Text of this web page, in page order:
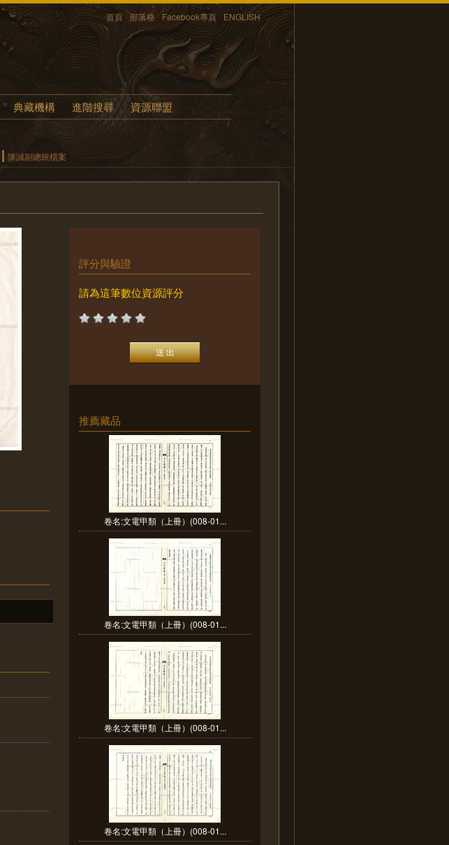
首頁 部落格 Facebook專頁 ENGLISH
典藏機構 進階搜尋 資源聯盟
陳誠副總統檔案
評分與驗證
請為這筆數位資源評分
推薦藏品
卷名:文電甲類（上冊）(008-01...
卷名:文電甲類（上冊）(008-01...
卷名:文電甲類（上冊）(008-01...
卷名:文電甲類（上冊）(008-01...